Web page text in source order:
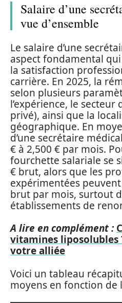
Salaire d’une
vue d’ensemble
Le salaire d’une
aspect fondamental
la satisfaction
carrière. En 2025, la
selon plusieurs
l’expérience, le secteur
privé), ainsi que la
géographique. En
d’une secrétaire
€ à 2,500 € par mois.
fourchette salariale se
€ brut, alors que les
expérimentées
brut par mois, surtout
établissements de
A lire en complément :
vitamines liposolubles
votre alliée
Voici un tableau
moyens en fonction de